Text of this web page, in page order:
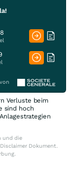
Verluste beim
sind hoch
und die
Dokument.